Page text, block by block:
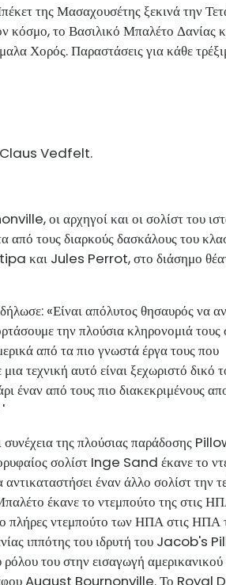
της Μασαχουσέτης ξεκινά την
κόσμο, το Βασιλικό Μπαλέτο Δανίας
Χορός. Παραστάσεις για κάθε
Claus Vedfelt.
οι αρχηγοί και οι σολίστ του
τους διαρκούς δασκάλους του
και Jules Perrot, στο διάσημο
«Είναι απόλυτος θησαυρός να
την πλούσια κληρονομιά τους
από τα πιο γνωστά έργα τους που
τεχνική αυτό είναι ξεχωριστό δικό
έναν από τους πιο διακεκριμένους
'
της πλούσιας παράδοσης
σολίστ Inge Sand έκανε το
έναν άλλο σολίστ την
έκανε το ντεμπούτο της στις
πλήρες ντεμπούτο των ΗΠΑ στις ΗΠΑ
ιππότης του ιδρυτή του Jacob's
του στην εισαγωγή